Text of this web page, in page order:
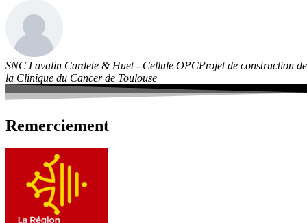
SNC Lavalin Cardete & Huet - Cellule OPCProjet de construction de
la Clinique du Cancer de Toulouse
Remerciement